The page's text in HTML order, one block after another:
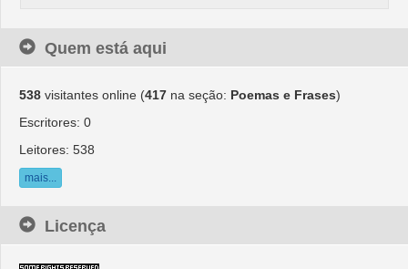
Quem está aqui
538 visitantes online (417 na seção: Poemas e Frases)
Escritores: 0
Leitores: 538
mais...
Licença